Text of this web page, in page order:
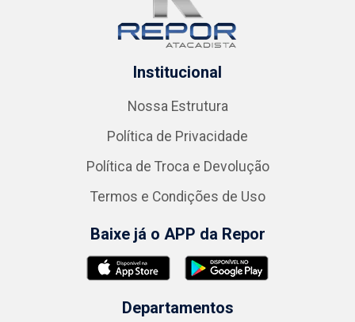
Institucional
Nossa Estrutura
Política de Privacidade
Política de Troca e Devolução
Termos e Condições de Uso
Baixe já o APP da Repor
Departamentos